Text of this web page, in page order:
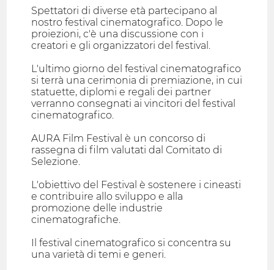
Spettatori di diverse età partecipano al
nostro festival cinematografico. Dopo le
proiezioni, c'è una discussione con i
creatori e gli organizzatori del festival.
L'ultimo giorno del festival cinematografico
si terrà una cerimonia di premiazione, in cui
statuette, diplomi e regali dei partner
verranno consegnati ai vincitori del festival
cinematografico.
AURA Film Festival è un concorso di
rassegna di film valutati dal Comitato di
Selezione.
L'obiettivo del Festival è sostenere i cineasti
e contribuire allo sviluppo e alla
promozione delle industrie
cinematografiche.
Il festival cinematografico si concentra su
una varietà di temi e generi.